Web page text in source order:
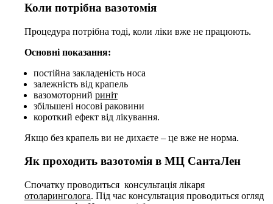
Коли потрібна вазотомія
Процедура потрібна тоді, коли ліки вже не працюють.
Основні показання:
постійна закладеність носа
залежність від крапель
вазомоторний риніт
збільшені носові раковини
короткий ефект від лікування.
Якщо без крапель ви не дихаєте – це вже не норма.
Як проходить вазотомія в МЦ СантаЛен
Спочатку проводиться консультація лікаря
отоларинголога. Під час консультация проводиться огляд